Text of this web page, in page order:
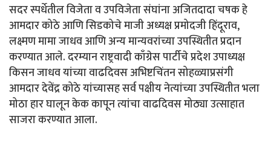
सदर स्पर्धेतील विजेता व उपविजेता संघांना अजितदादा चषक हे
आमदार कोठे आणि सिडकोचे माजी अध्यक्ष प्रमोदजी हिंदूराव,
लक्ष्मण मामा जाधव आणि अन्य मान्यवरांच्या उपस्थितीत प्रदान
करण्यात आले. दरम्यान राष्ट्रवादी काँग्रेस पार्टीचे प्रदेश उपाध्यक्ष
किसन जाधव यांच्या वाढदिवस अभिष्टचिंतन सोहळ्याप्रसंगी
आमदार देवेंद्र कोठे यांच्यासह सर्व पक्षीय नेत्यांच्या उपस्थितीत भला
मोठा हार घालून केक कापून त्यांचा वाढदिवस मोठ्या उत्साहात
साजरा करण्यात आला.